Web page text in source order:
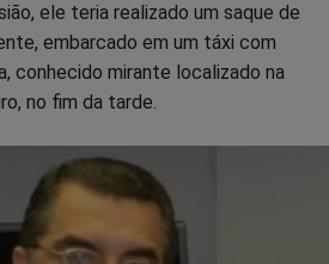
ele teria realizado um saque de
embarcado em um táxi com
conhecido mirante localizado na
no fim da tarde.